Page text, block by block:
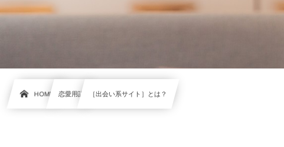
HOME 恋愛用語 ［出会い系サイト］とは？